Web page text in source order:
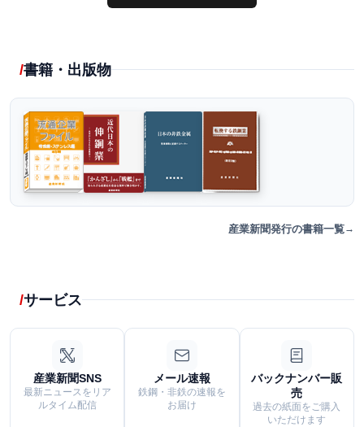
書籍・出版物
産業新聞発行の書籍一覧
サービス
産業新聞SNS
最新ニュースをリア
ルタイム配信
メール速報
鉄鋼・非鉄の速報を
お届け
バックナンバー販
売
過去の紙面をご購入
いただけます